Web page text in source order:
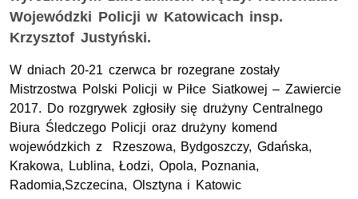
Wojewódzki Policji w Katowicach insp.
Krzysztof Justyński.
W dniach 20-21 czerwca br rozegrane zostały
Mistrzostwa Polski Policji w Piłce Siatkowej – Zawiercie
2017. Do rozgrywek zgłosiły się drużyny Centralnego
Biura Śledczego Policji oraz drużyny komend
wojewódzkich z Rzeszowa, Bydgoszczy, Gdańska,
Krakowa, Lublina, Łodzi, Opola, Poznania,
Radomia,Szczecina, Olsztyna i Katowic